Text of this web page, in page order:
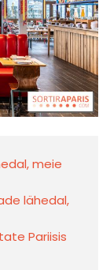
meie
lähedal,
Pariisis